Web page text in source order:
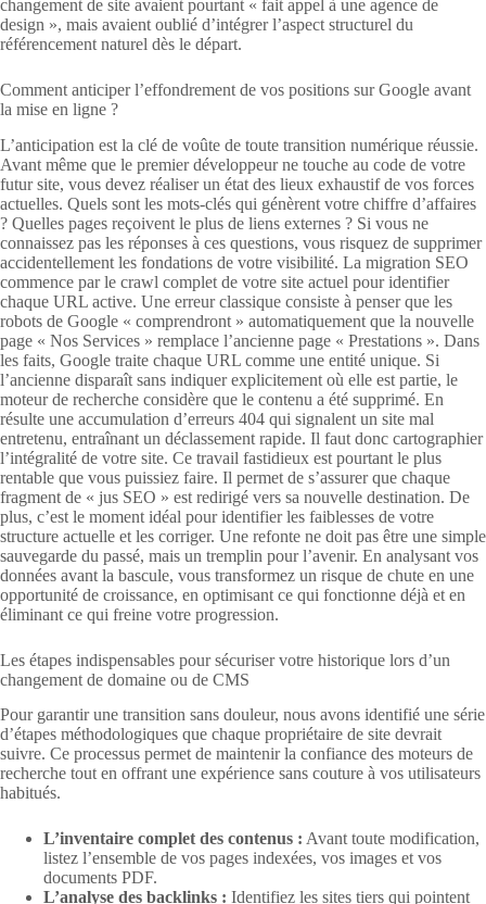
changement de site avaient pourtant « fait appel à une agence de
design », mais avaient oublié d’intégrer l’aspect structurel du
référencement naturel dès le départ.
Comment anticiper l’effondrement de vos positions sur Google avant
la mise en ligne ?
L’anticipation est la clé de voûte de toute transition numérique réussie.
Avant même que le premier développeur ne touche au code de votre
futur site, vous devez réaliser un état des lieux exhaustif de vos forces
actuelles. Quels sont les mots-clés qui génèrent votre chiffre d’affaires
? Quelles pages reçoivent le plus de liens externes ? Si vous ne
connaissez pas les réponses à ces questions, vous risquez de supprimer
accidentellement les fondations de votre visibilité. La migration SEO
commence par le crawl complet de votre site actuel pour identifier
chaque URL active. Une erreur classique consiste à penser que les
robots de Google « comprendront » automatiquement que la nouvelle
page « Nos Services » remplace l’ancienne page « Prestations ». Dans
les faits, Google traite chaque URL comme une entité unique. Si
l’ancienne disparaît sans indiquer explicitement où elle est partie, le
moteur de recherche considère que le contenu a été supprimé. En
résulte une accumulation d’erreurs 404 qui signalent un site mal
entretenu, entraînant un déclassement rapide. Il faut donc cartographier
l’intégralité de votre site. Ce travail fastidieux est pourtant le plus
rentable que vous puissiez faire. Il permet de s’assurer que chaque
fragment de « jus SEO » est redirigé vers sa nouvelle destination. De
plus, c’est le moment idéal pour identifier les faiblesses de votre
structure actuelle et les corriger. Une refonte ne doit pas être une simple
sauvegarde du passé, mais un tremplin pour l’avenir. En analysant vos
données avant la bascule, vous transformez un risque de chute en une
opportunité de croissance, en optimisant ce qui fonctionne déjà et en
éliminant ce qui freine votre progression.
Les étapes indispensables pour sécuriser votre historique lors d’un
changement de domaine ou de CMS
Pour garantir une transition sans douleur, nous avons identifié une série
d’étapes méthodologiques que chaque propriétaire de site devrait
suivre. Ce processus permet de maintenir la confiance des moteurs de
recherche tout en offrant une expérience sans couture à vos utilisateurs
habitués.
L’inventaire complet des contenus : Avant toute modification,
listez l’ensemble de vos pages indexées, vos images et vos
documents PDF.
L’analyse des backlinks : Identifiez les sites tiers qui pointent